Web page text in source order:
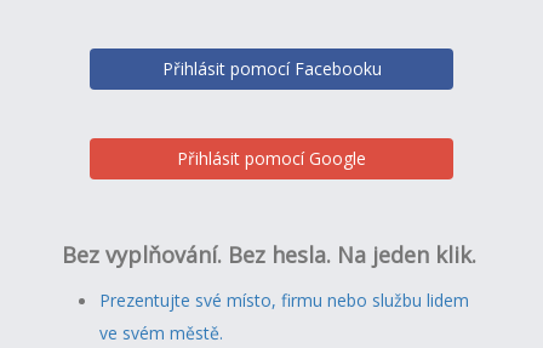
Přihlásit pomocí Facebooku
Přihlásit pomocí Google
Bez vyplňování. Bez hesla. Na jeden klik.
Prezentujte své místo, firmu nebo službu lidem
ve svém městě.